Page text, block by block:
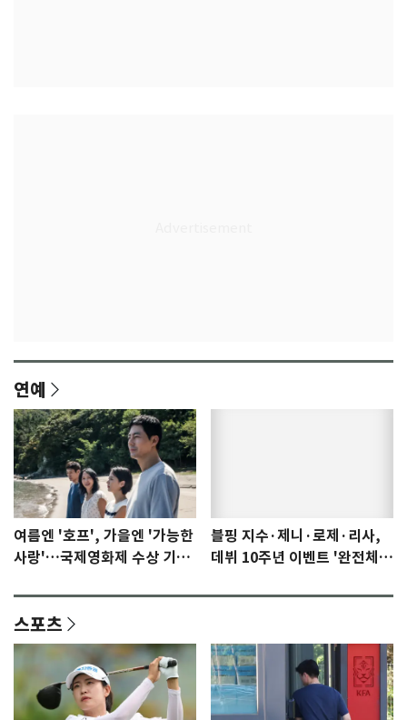
연예
여름엔 '호프', 가을엔 '가능한
사랑'…국제영화제 수상 기대
블핑 지수·제니·로제·리사,
데뷔 10주년 이벤트 '완전체'
스포츠